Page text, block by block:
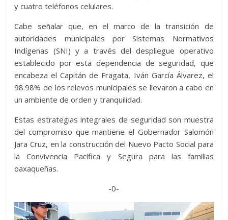
y cuatro teléfonos celulares.
Cabe señalar que, en el marco de la transición de
autoridades municipales por Sistemas Normativos
Indígenas (SNI) y a través del despliegue operativo
establecido por esta dependencia de seguridad, que
encabeza el Capitán de Fragata, Iván García Álvarez, el
98.98% de los relevos municipales se llevaron a cabo en
un ambiente de orden y tranquilidad.
Estas estrategias integrales de seguridad son muestra
del compromiso que mantiene el Gobernador Salomón
Jara Cruz, en la construcción del Nuevo Pacto Social para
la Convivencia Pacífica y Segura para las familias
oaxaqueñas.
-0-